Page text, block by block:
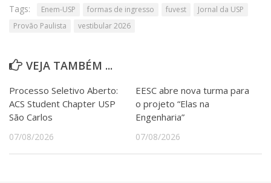
Tags: Enem-USP formas de ingresso fuvest
Jornal da USP
Provão Paulista
vestibular 2026
VEJA TAMBÉM ...
Processo Seletivo Aberto:
ACS Student Chapter USP
São Carlos
07/08/2026
EESC abre nova turma para
o projeto “Elas na
Engenharia”
07/08/2026